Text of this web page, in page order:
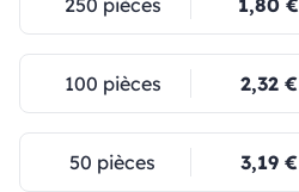
250 pièces 1,80 €
100 pièces 2,32 €
50 pièces 3,19 €